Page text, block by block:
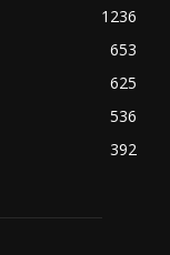
1236
653
625
536
392